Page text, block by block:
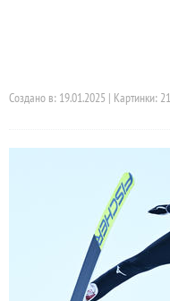
Создано в: 19.01.2025 | Картинки: 21